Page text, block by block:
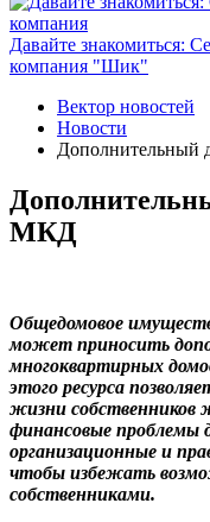
Давайте знакомиться:
компания "Шик"
Вектор новостей
Новости
Дополнительный
МКД
Общедомовое
может приносить
многоквартирных
этого ресурса
жизни собственников
финансовые проблемы
организационные и
чтобы избежать
собственниками.